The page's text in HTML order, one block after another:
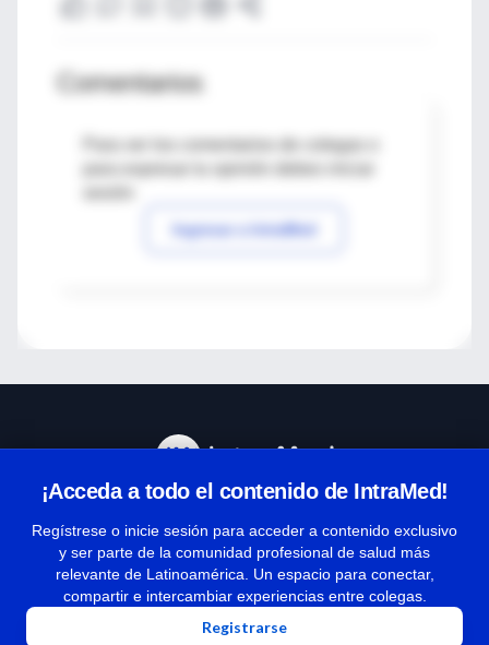
Comentarios
Para ver los comentarios de colegas o
Ingresar a IntraMed
¡Acceda a todo el contenido de IntraMed!
Regístrese o inicie sesión para acceder a contenido exclusivo
y ser parte de la comunidad profesional de salud más
relevante de Latinoamérica. Un espacio para conectar,
compartir e intercambiar experiencias entre colegas.
Registrarse
Términos y condiciones
| Políticas de privacidad
| Todos los derechos reservados | Copyright 1997-2026